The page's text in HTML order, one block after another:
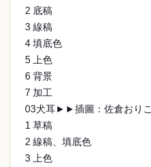
2 底稿
3 線稿
4 填底色
5 上色
6 背景
7 加工
03犬耳►►插圖：佐倉おりこ
1 草稿
2 線稿、填底色
3 上色